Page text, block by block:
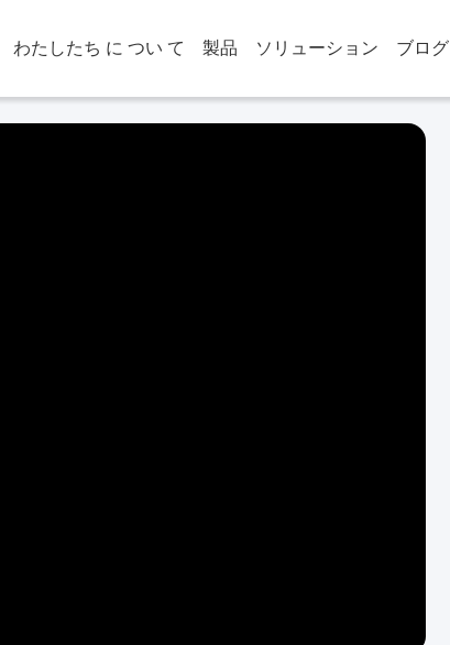
わたしたち に つい て 製品 ソリューション ブログ